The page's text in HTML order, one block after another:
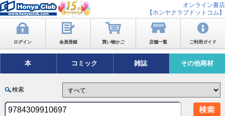
オンライン書店
【ホンヤクラブドットコム】
ログイン 会員登録 買い物かご 店舗一覧 ご利用ガイド
本 コミック 雑誌 その他商材
検索